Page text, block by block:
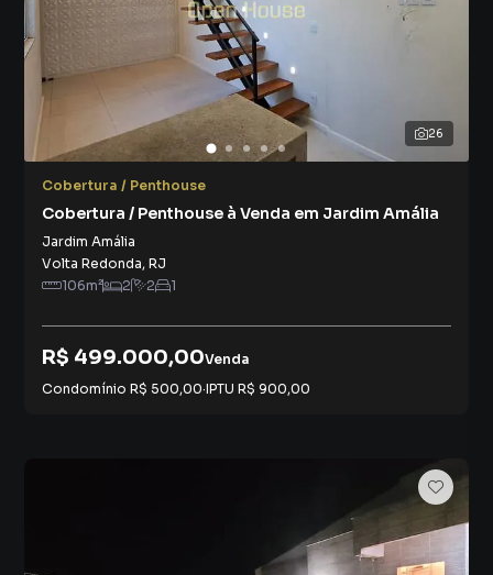
26
Cobertura / Penthouse
Cobertura / Penthouse à Venda em Jardim Amália
Jardim Amália
Volta Redonda, RJ
106m² 2 2 1
R$ 499.000,00Venda
Condomínio R$ 500,00·IPTU R$ 900,00